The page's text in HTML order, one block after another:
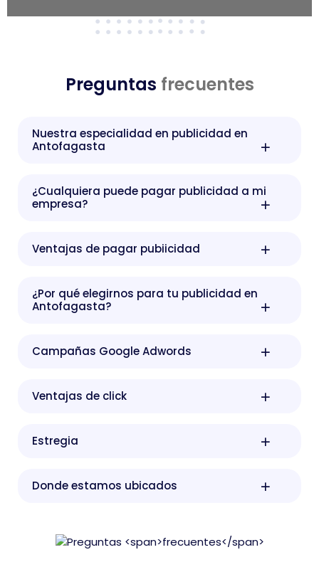
Preguntas frecuentes
Nuestra especialidad en publicidad en
Antofagasta
¿Cualquiera puede pagar publicidad a mi
empresa?
Ventajas de pagar pubiicidad
¿Por qué elegirnos para tu publicidad en
Antofagasta?
Campañas Google Adwords
Ventajas de click
Estregia
Donde estamos ubicados